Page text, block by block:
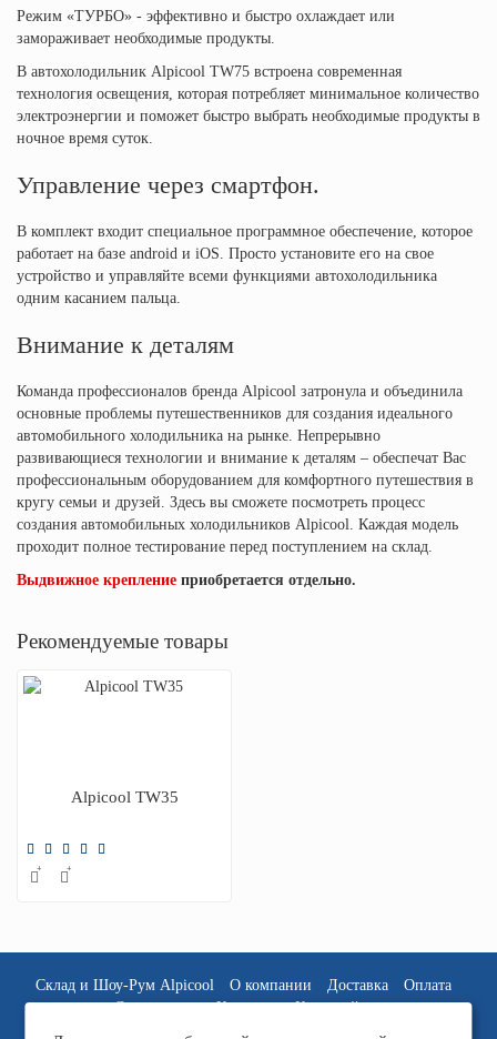
Режим «ТУРБО» - эффективно и быстро охлаждает или
замораживает необходимые продукты.
В автохолодильник Alpicool TW75 встроена современная
технология освещения, которая потребляет минимальное количество
электроэнергии и поможет быстро выбрать необходимые продукты в
ночное время суток.
Управление через смартфон.
В комплект входит специальное программное обеспечение, которое
работает на базе android и iOS. Просто установите его на свое
устройство и управляйте всеми функциями автохолодильника
одним касанием пальца.
Внимание к деталям
Команда профессионалов бренда Alpicool затронула и объединила
основные проблемы путешественников для создания идеального
автомобильного холодильника на рынке. Непрерывно
развивающиеся технологии и внимание к деталям – обеспечат Вас
профессиональным оборудованием для комфортного путешествия в
кругу семьи и друзей. Здесь вы сможете посмотреть процесс
создания автомобильных холодильников Alpicool. Каждая модель
проходит полное тестирование перед поступлением на склад.
Выдвижное крепление приобретается отдельно.
Рекомендуемые товары
Alpicool TW35
Склад и Шоу-Рум Alpicool О компании Доставка
Оплата
Спонсорство
Контакты Карта сайта